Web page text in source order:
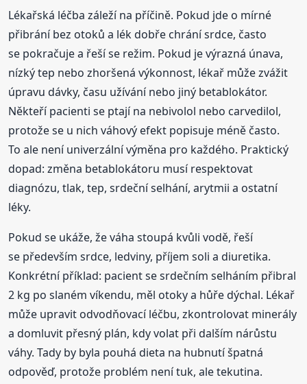
Lékařská léčba záleží na příčině. Pokud jde o mírné
přibrání bez otoků a lék dobře chrání srdce, často
se pokračuje a řeší se režim. Pokud je výrazná únava,
nízký tep nebo zhoršená výkonnost, lékař může zvážit
úpravu dávky, času užívání nebo jiný betablokátor.
Někteří pacienti se ptají na nebivolol nebo carvedilol,
protože se u nich váhový efekt popisuje méně často.
To ale není univerzální výměna pro každého. Praktický
dopad: změna betablokátoru musí respektovat
diagnózu, tlak, tep, srdeční selhání, arytmii a ostatní
léky.
Pokud se ukáže, že váha stoupá kvůli vodě, řeší
se především srdce, ledviny, příjem soli a diuretika.
Konkrétní příklad: pacient se srdečním selháním přibral
2 kg po slaném víkendu, měl otoky a hůře dýchal. Lékař
může upravit odvodňovací léčbu, zkontrolovat minerály
a domluvit přesný plán, kdy volat při dalším nárůstu
váhy. Tady by byla pouhá dieta na hubnutí špatná
odpověď, protože problém není tuk, ale tekutina.